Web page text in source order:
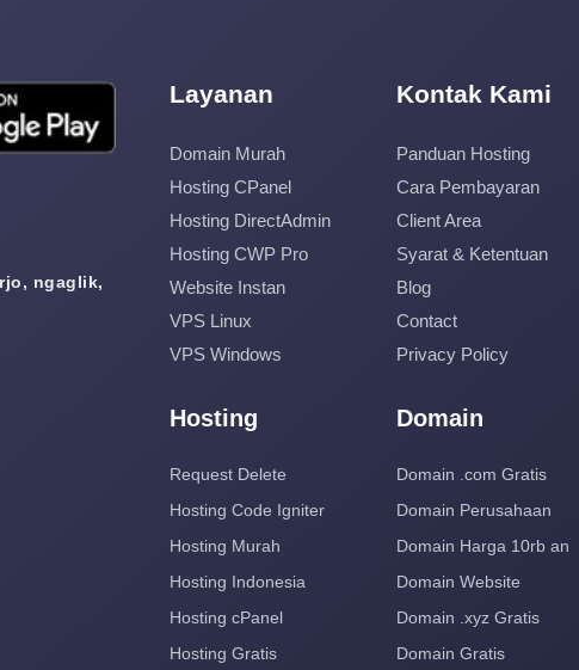
ngaglik,
Layanan
Domain Murah
Hosting CPanel
Hosting DirectAdmin
Hosting CWP Pro
Website Instan
VPS Linux
VPS Windows
Kontak Kami
Panduan Hosting
Cara Pembayaran
Client Area
Syarat & Ketentuan
Blog
Contact
Privacy Policy
Hosting
Request Delete
Hosting Code Igniter
Hosting Murah
Hosting Indonesia
Hosting cPanel
Hosting Gratis
Domain
Domain .com Gratis
Domain Perusahaan
Domain Harga 10rb an
Domain Website
Domain .xyz Gratis
Domain Gratis